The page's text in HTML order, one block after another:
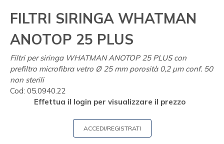
FILTRI SIRINGA WHATMAN
ANOTOP 25 PLUS
Filtri per siringa WHATMAN ANOTOP 25 PLUS con
prefiltro microfibra vetro Ø 25 mm porosità 0,2 µm conf. 50
non sterili
Cod: 05.0940.22
Effettua il login per visualizzare il prezzo
ACCEDI/REGISTRATI